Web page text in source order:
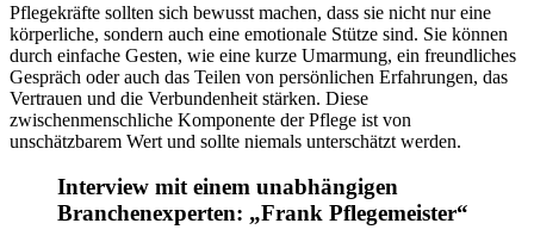
Pflegekräfte sollten sich bewusst machen, dass sie nicht nur eine
körperliche, sondern auch eine emotionale Stütze sind. Sie können
durch einfache Gesten, wie eine kurze Umarmung, ein freundliches
Gespräch oder auch das Teilen von persönlichen Erfahrungen, das
Vertrauen und die Verbundenheit stärken. Diese
zwischenmenschliche Komponente der Pflege ist von
unschätzbarem Wert und sollte niemals unterschätzt werden.
Interview mit einem unabhängigen
Branchenexperten: „Frank Pflegemeister“